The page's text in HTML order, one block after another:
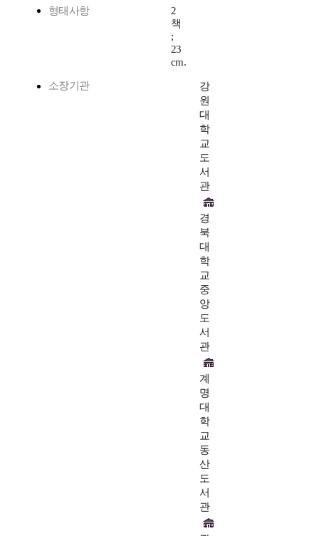
형태사항
2
책
;
23
cm.
소장기관
강
원
대
학
교
도
서
관
경
북
대
학
교
중
앙
도
서
관
계
명
대
학
교
동
산
도
서
관